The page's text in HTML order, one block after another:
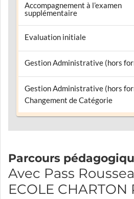
Accompagnement à l’examen
supplémentaire
Evaluation initiale
Gestion Administrative (hors
Gestion Administrative (hors
Changement de Catégorie
Parcours
Avec Pass
ECOLE CHARTON